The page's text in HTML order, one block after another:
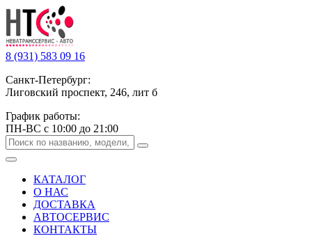
8 (931) 583 09 16
Санкт-Петербург:
Лиговский проспект, 246, лит б
График работы:
ПН-ВС с 10:00 до 21:00
КАТАЛОГ
О НАС
ДОСТАВКА
АВТОСЕРВИС
КОНТАКТЫ